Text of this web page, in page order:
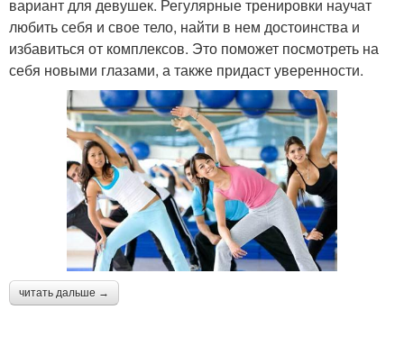
вариант для девушек. Регулярные тренировки научат
любить себя и свое тело, найти в нем достоинства и
избавиться от комплексов. Это поможет посмотреть на
себя новыми глазами, а также придаст уверенности.
читать дальше →